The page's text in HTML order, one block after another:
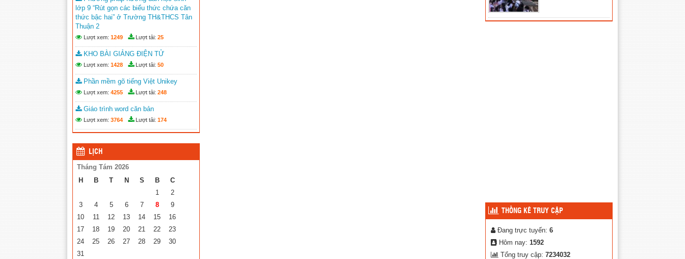
Trao 20 suất quà cho học sinh có
hoàn cảnh khó khăn trước thềm năm
học mới
Toà án nhân dân tỉnh Kiên Giang
tặng Quỹ khuyến học huyện Vĩnh
Thuận trước thềm năm học 2023-
2024(15/08/2023)
Đẩy nhanh tiến độ thi công “Công
trình xây nhà khuyến học năm 2023”
tặng học sinh nghèo vượt khó học giỏi
hiện chưa có nhà ở(10/08/2023)
lớp 9 “Rút gọn các biểu thức chứa căn
thức bậc hai” ở Trường TH&THCS Tân
Thuận 2
Lượt xem: 1249 Lượt tải: 25
KHO BÀI GIẢNG ĐIỆN TỬ
Lượt xem: 1428 Lượt tải: 50
Phần mềm gõ tiếng Việt Unikey
Lượt xem: 4255 Lượt tải: 248
Giáo trình word căn bản
Lượt xem: 3764 Lượt tải: 174
LỊCH
Tháng Tám 2026
H
B T N S B
C
1
2
3
4 5 6 7 8
9
10
11 12 13 14 15
16
17
18 19 20 21 22
23
24
25 26 27 28 29
30
31
THỐNG KÊ TRUY CẬP
Đang trực tuyến: 6
Hôm nay: 1592
Tổng truy cập: 7234032